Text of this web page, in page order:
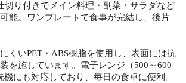
切り付きでメイン料理・副菜・サラダなど
能。ワンプレートで食事が完結し、後片
くいPET・ABS樹脂を使用し、表面には抗
を施しています。電子レンジ（500～600
にも対応しており、毎日の食卓に便利。